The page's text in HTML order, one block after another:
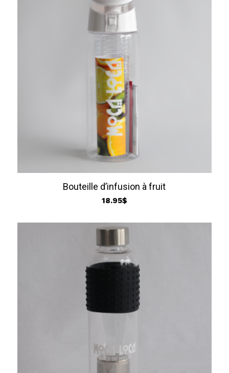
Bouteille d’infusion à fruit
18.95$